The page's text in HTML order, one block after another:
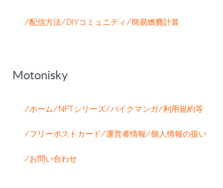
/配信方法/DIYコミュニティ/簡易燃費計算
Motonisky
/ホーム/NFTシリーズ/バイクマンガ/利用規約等
/フリーポストカード/運営者情報/個人情報の扱い
/お問い合わせ